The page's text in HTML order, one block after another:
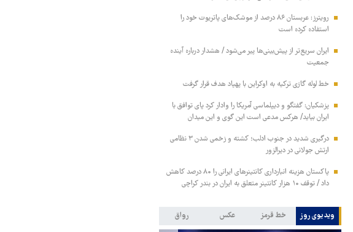
رویترز: عربستان ۸۶ درصد از موشک‌های پاتریوت خود را
استفاده کرده است
ایران سریع‌تر از پیش‌بینی‌ها پیر می‌شود / هشدار درباره آینده
جمعیت
خط لوله گازی ترکیه به اوکراین با پهپاد هدف قرار گرفت
پزشکیان: گفتگو و دیپلماسی آمریکا را وادار کرد پای توافق با
ایران بیاید/ هرکس مدعی است این گوی و این میدان
درگیری شدید در جنوب ادلب؛ کشته و زخمی شدن ۳ نظامی
ارتش جولانی در دیرالزور
پاکستان هزینه انبارداری کانتینرهای ایرانی را ۸۰ درصد کاهش
داد / توقف ۱۰ هزار کانتینر متعلق به ایران در بندر کراچی
ویدیوی روز خط قرمز عکس رواق